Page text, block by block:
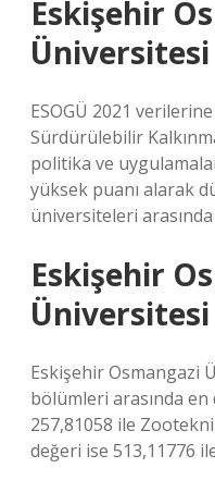
Eskişehir
ESOGÜ 2021
Sürdürülebilir
politika ve
yüksek puanı alarak
üniversiteleri arasında
Eskişehir
Üniversitesi
Eskişehir Osmangazi
bölümleri arasında
257,81058 ile
değeri ise 513,11776